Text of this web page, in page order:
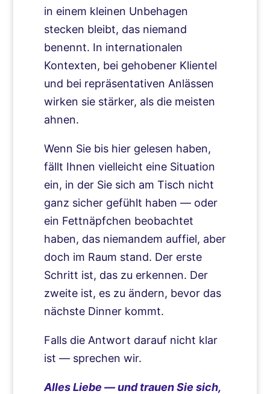
in einem kleinen Unbehagen
stecken bleibt, das niemand
benennt. In internationalen
Kontexten, bei gehobener Klientel
und bei repräsentativen Anlässen
wirken sie stärker, als die meisten
ahnen.
Wenn Sie bis hier gelesen haben,
fällt Ihnen vielleicht eine Situation
ein, in der Sie sich am Tisch nicht
ganz sicher gefühlt haben — oder
ein Fettnäpfchen beobachtet
haben, das niemandem auffiel, aber
doch im Raum stand. Der erste
Schritt ist, das zu erkennen. Der
zweite ist, es zu ändern, bevor das
nächste Dinner kommt.
Falls die Antwort darauf nicht klar
ist — sprechen wir.
Alles Liebe — und trauen Sie sich,